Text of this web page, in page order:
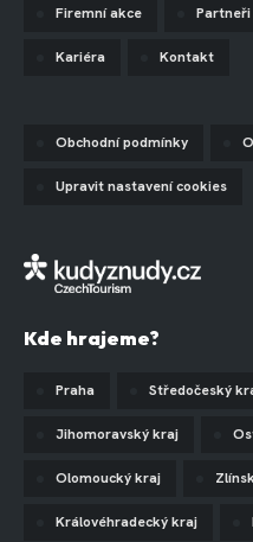
Firemní akce Partneři
Kariéra Kontakt
Obchodní podmínky
Upravit nastavení cookies
Kde hrajeme?
Praha Středočeský
Jihomoravský kraj
Olomoucký kraj
Královéhradecký kraj